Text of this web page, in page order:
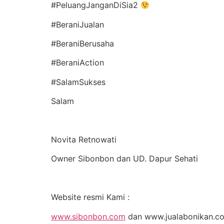
#PeluangJanganDiSia2
#BeraniJualan
#BeraniBerusaha
#BeraniAction
#SalamSukses
Salam
Novita Retnowati
Owner Sibonbon dan UD. Dapur Sehati
Website resmi Kami :
www.sibonbon.com dan